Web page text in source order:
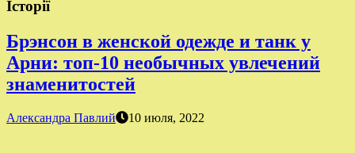
Історії
Брэнсон в женской одежде и танк у
Арни: топ-10 необычных увлечений
знаменитостей
Александра Павлий 10 июля, 2022